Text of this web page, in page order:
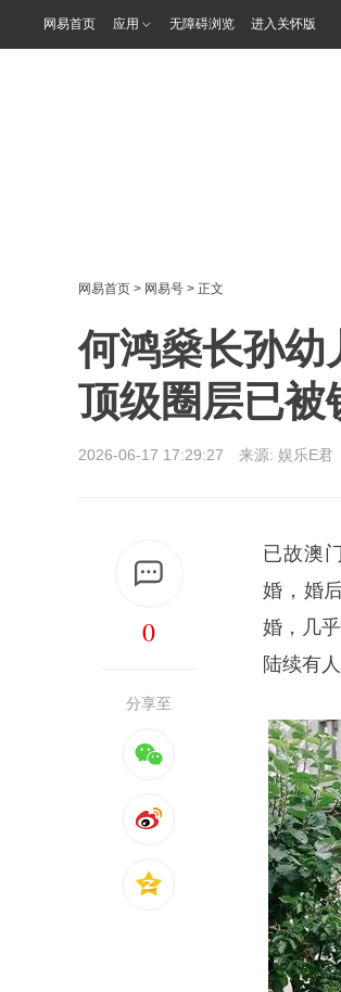
网易首页 应用 无障碍浏览 进入关怀版
网易首页 > 网易号 > 正文
何鸿燊长孙幼
顶级圈层已被
2026-06-17 17:29:27 来源: 娱乐E君
0
分享至
已故澳
婚，婚
婚，几
陆续有